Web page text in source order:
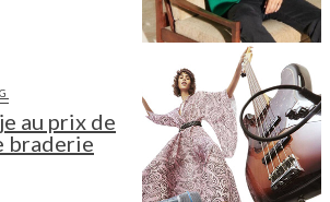
au prix de
braderie